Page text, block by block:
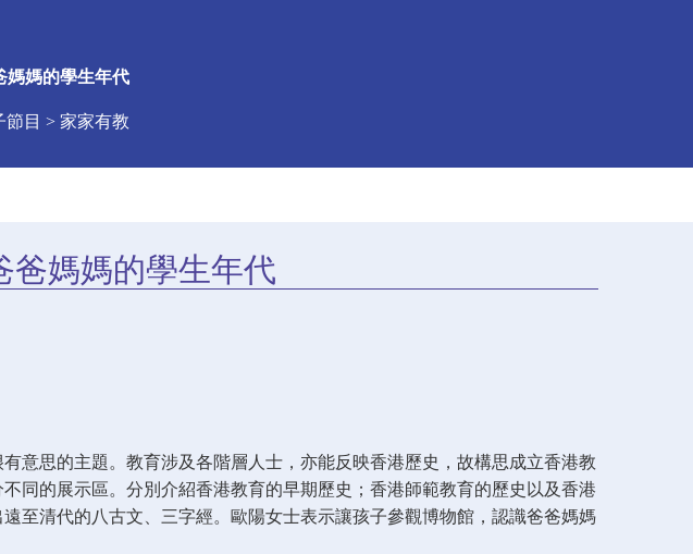
媽媽的學生年代
節目 > 家家有教
爸媽媽的學生年代
意思的主題。教育涉及各階層人士，亦能反映香港歷史，故構思成立香港教
同的展示區。分別介紹香港教育的早期歷史；香港師範教育的歷史以及香港
至清代的八古文、三字經。歐陽女士表示讓孩子參觀博物館，認識爸爸媽媽